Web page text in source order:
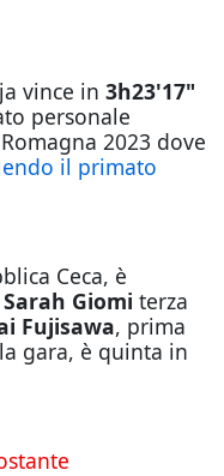
vince in 3h23'17"
personale
2023 dove
il primato
Ceca, è
Sarah Giomi terza
Fujisawa, prima
gara, è quinta in